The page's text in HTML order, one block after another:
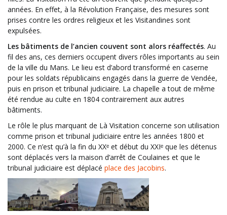
années. En effet, à la Révolution Française, des mesures sont
prises contre les ordres religieux et les Visitandines sont
expulsées.
Les bâtiments de l’ancien couvent sont alors réaffectés. Au
fil des ans, ces derniers occupent divers rôles importants au sein
de la ville du Mans. Le lieu est d’abord transformé en caserne
pour les soldats républicains engagés dans la guerre de Vendée,
puis en prison et tribunal judiciaire. La chapelle a tout de même
été rendue au culte en 1804 contrairement aux autres
bâtiments.
Le rôle le plus marquant de Là Visitation concerne son utilisation
comme prison et tribunal judiciaire entre les années 1800 et
2000. Ce n’est qu’à la fin du XXᵉ et début du XXIᵉ que les détenus
sont déplacés vers la maison d’arrêt de Coulaines et que le
tribunal judiciaire est déplacé place des Jacobins.